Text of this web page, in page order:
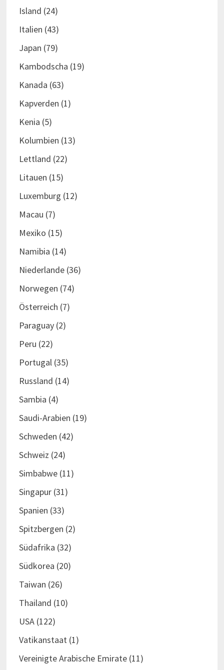
Island (24)
Italien (43)
Japan (79)
Kambodscha (19)
Kanada (63)
Kapverden (1)
Kenia (5)
Kolumbien (13)
Lettland (22)
Litauen (15)
Luxemburg (12)
Macau (7)
Mexiko (15)
Namibia (14)
Niederlande(36)
Norwegen (74)
Österreich (7)
Paraguay(2)
Peru (22)
Portugal(35)
Russland (14)
Sambia (4)
Saudi-Arabien (19)
Schweden (42)
Schweiz (24)
Simbabwe(11)
Singapur(31)
Spanien (33)
Spitzbergen (2)
Südafrika (32)
Südkorea (20)
Taiwan (26)
Thailand (10)
USA(122)
Vatikanstaat(1)
Vereinigte Arabische Emirate(11)